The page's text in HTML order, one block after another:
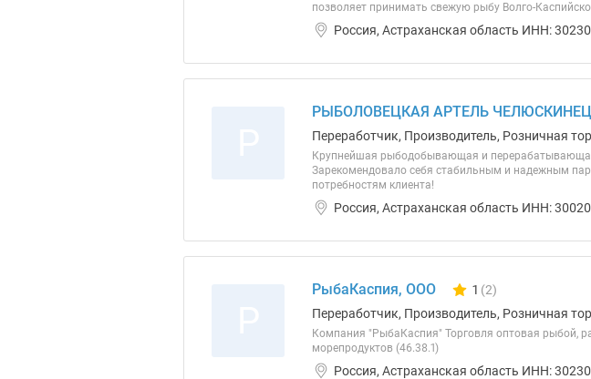
позволяет принимать свежую рыбу Волго-
Россия, Астраханская область ИНН:
РЫБОЛОВЕЦКАЯ АРТЕЛЬ
Переработчик, Производитель, Розничная
Крупнейшая рыбодобывающая и
Зарекомендовало себя стабильным и надежным
потребностям клиента!
Россия, Астраханская область ИНН:
РыбаКаспия, ООО Количество отзывов у
1 (2)
Переработчик, Производитель, Розничная
Компания "РыбаКаспия" Торговля оптовая рыбой,
морепродуктов (46.38.1)
Россия, Астраханская область ИНН: